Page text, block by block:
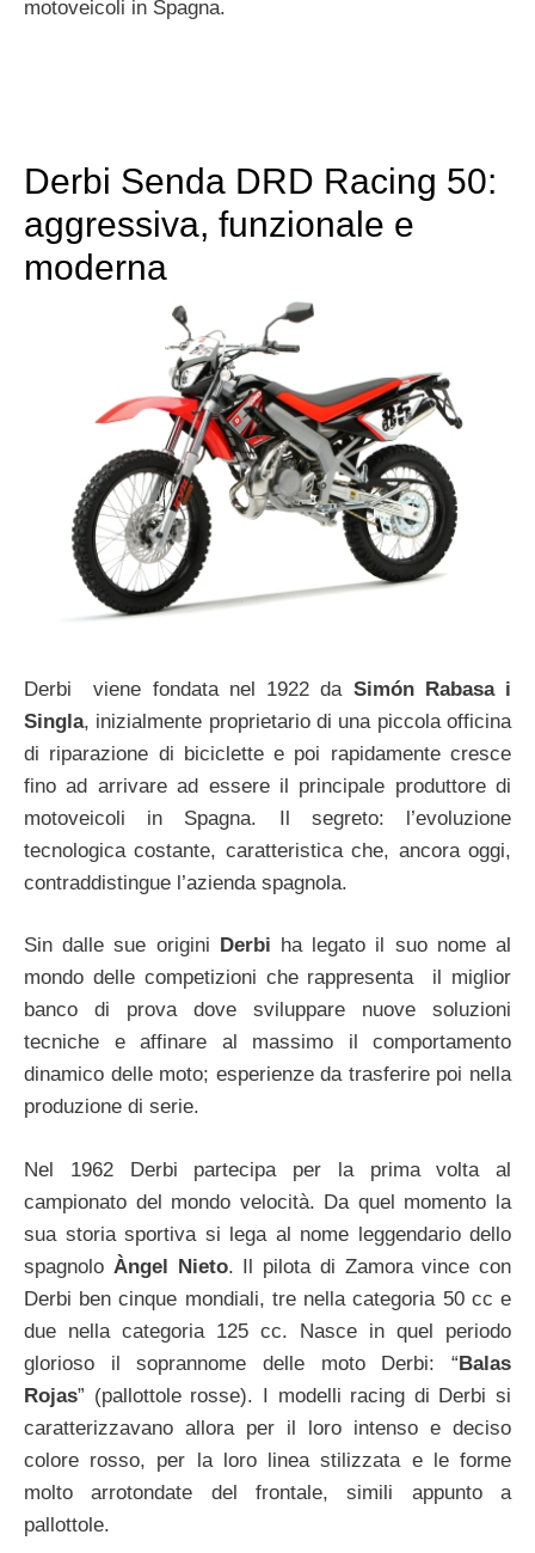
motoveicoli in Spagna.
Derbi Senda DRD Racing 50:
aggressiva, funzionale e
moderna
Derbi viene fondata nel 1922 da Simón Rabasa i
Singla, inizialmente proprietario di una piccola officina
di riparazione di biciclette e poi rapidamente cresce
fino ad arrivare ad essere il principale produttore di
motoveicoli in Spagna. Il segreto: l’evoluzione
tecnologica costante, caratteristica che, ancora oggi,
contraddistingue l’azienda spagnola.
Sin dalle sue origini Derbi ha legato il suo nome al
mondo delle competizioni che rappresenta il miglior
banco di prova dove sviluppare nuove soluzioni
tecniche e affinare al massimo il comportamento
dinamico delle moto; esperienze da trasferire poi nella
produzione di serie.
Nel 1962 Derbi partecipa per la prima volta al
campionato del mondo velocità. Da quel momento la
sua storia sportiva si lega al nome leggendario dello
spagnolo Àngel Nieto. Il pilota di Zamora vince con
Derbi ben cinque mondiali, tre nella categoria 50 cc e
due nella categoria 125 cc. Nasce in quel periodo
glorioso il soprannome delle moto Derbi: “Balas
Rojas” (pallottole rosse). I modelli racing di Derbi si
caratterizzavano allora per il loro intenso e deciso
colore rosso, per la loro linea stilizzata e le forme
molto arrotondate del frontale, simili appunto a
pallottole.